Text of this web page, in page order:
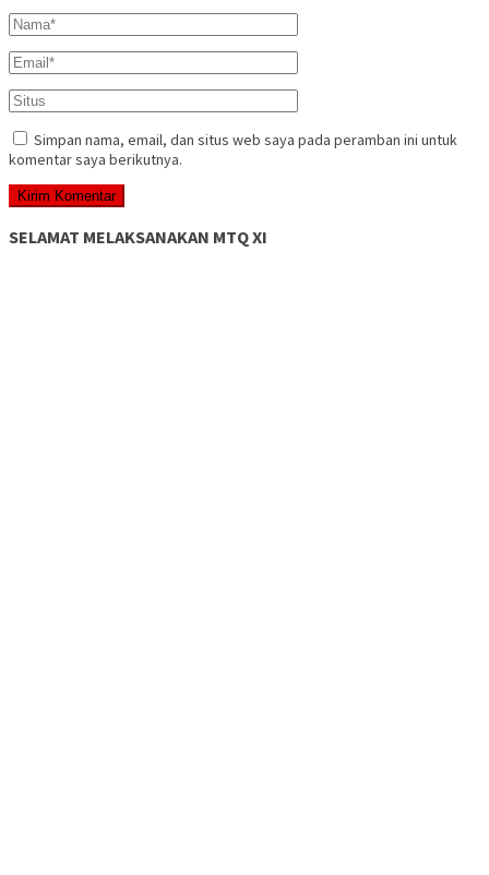
Simpan nama, email, dan situs web saya pada peramban ini untuk
komentar saya berikutnya.
SELAMAT MELAKSANAKAN MTQ XI